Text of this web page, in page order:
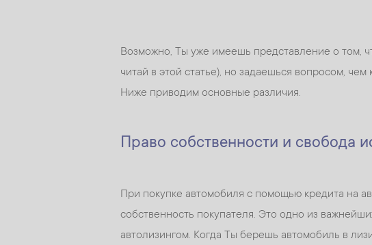
Возможно, Ты уже имеешь представление о том,
читай в этой статье), но задаешься вопросом, чем
Ниже приводим основные различия.
Право собственности и свобода
При покупке автомобиля с помощью кредита на
собственность покупателя. Это одно из
автолизингом. Когда Ты берешь автомобиль в